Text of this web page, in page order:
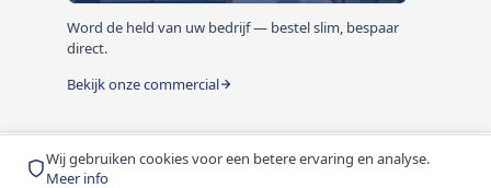
Wij gebruiken cookies voor een betere ervaring en analyse.
Meer info
Word de held van uw bedrijf — bestel slim, bespaar
direct.
Bekijk onze commercial
© 1999-2026 Beat-it.nl. Vermelde prijzen zijn excl. BTW